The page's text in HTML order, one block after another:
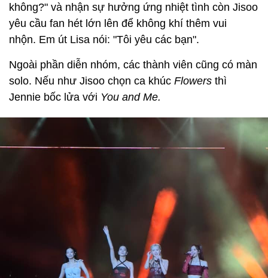
không?" và nhận sự hưởng ứng nhiệt tình còn Jisoo
yêu cầu fan hét lớn lên để không khí thêm vui
nhộn. Em út Lisa nói: "Tôi yêu các bạn".
Ngoài phần diễn nhóm, các thành viên cũng có màn
solo. Nếu như Jisoo chọn ca khúc Flowers thì
Jennie bốc lửa với You and Me.